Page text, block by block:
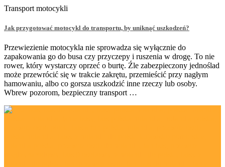
Transport motocykli
Jak przygotować motocykl do transportu, by uniknąć uszkodzeń?
Przewiezienie motocykla nie sprowadza się wyłącznie do
zapakowania go do busa czy przyczepy i ruszenia w drogę. To nie
rower, który wystarczy oprzeć o burtę. Źle zabezpieczony jednoślad
może przewrócić się w trakcie zakrętu, przemieścić przy nagłym
hamowaniu, albo co gorsza uszkodzić inne rzeczy lub osoby.
Wbrew pozorom, bezpieczny transport …